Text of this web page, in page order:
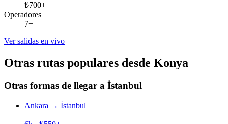
₺700+
Operadores
7+
Ver salidas en vivo
Otras rutas populares desde Konya
Otras formas de llegar a İstanbul
Ankara → İstanbul